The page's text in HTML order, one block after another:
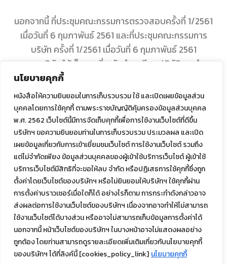
นโยบายคุกกี้
หนังสือให้ความยินยอมในการเก็บรวบรวม ใช้ และเปิดเผยข้อมูลส่วน
บุคคลโดยการใช้คุกกี้ ตามพระราชบัญญัติคุ้มครองข้อมูลส่วนบุคคล
พ.ศ. 2562 เว็บไซต์นี้มีการจัดเก็บคุกกี้เพื่อการใช้งานเว็บไซต์ที่ดีขึ้น
บริษัทฯ ขอความยินยอมท่านในการเก็บรวบรวม ประมวลผล และเปิด
เผยข้อมูลเกี่ยวกับการเข้าเยี่ยมชมเว็บไซต์ การใช้งานเว็บไซต์ รวมถึง
แต่ไม่จำกัดเพียง ข้อมูลส่วนบุคคลของผู้เข้าใช้บริการเว็บไซต์ ผู้เข้าใช้
บริการเว็บไซต์มีสิทธิที่จะขอให้ลบ จำกัด หรือปฏิเสธการใช้คุกกี้ซึ่งถูก
ตั้งค่าโดยเว็บไซต์ของบริษัทฯ หรือไม่ยินยอมให้บริษัทฯ ใช้คุกกี้ผ่าน
การตั้งค่าบราวเซอร์เมื่อใดก็ได้ อย่างไรก็ตาม การกระทำดังกล่าวอาจ
ส่งผลต่อการใช้งานเว็บไซต์ของบริษัทฯ เนื่องจากอาจทำให้ไม่สามารถ
ใช้งานเว็บไซต์ได้บางส่วน หรืออาจไม่สามารถเก็บข้อมูลการตั้งค่าได้
นอกจากนี้ หน้าเว็บไซต์ของบริษัทฯ ในบางหน้าอาจไม่แสดงผลอย่าง
ถูกต้อง โดยท่านสามารถดูรายละเอียดเพิ่มเติมเกี่ยวกับนโยบายคุกกี้
ของบริษัทฯ ได้ที่ลิงค์นี้ [cookies_policy_link] นโยบายคุกกี้
นอกจากนี้ ที่ประชุมคณะกรรมการตรวจสอบครั้งที่ 1/2561
เมื่อวันที่ 6 กุมภาพันธ์ 2561 และที่ประชุมคณะกรรมการ
บริษัท ครั้งที่ 1/2561 เมื่อวันที่ 6 กุมภาพันธ์ 2561
ของบริษัท ได้เห็นควรที่จะจัดทำระเบียบปฏิบัติการทำ
รายการระหว่างกัน (Connected Transaction
Procedure)
ขึ้นอีกฉบับหนึ่ง เพื่อให้แนวทางการปฏิบัติการเข้าทำรายการ
ระหว่างกัน
ของบริษัทเป็นไปอย่างชัดเจน โปร่งใส
และไม่ก่อให้เกิดความขัดแย้งทางผลประโยชน์
โดยนโยบายการทำรายการระหว่างกัน
มีรายละเอียดดังนี้
นโยบายและหลักการในการทำ
รายการระหว่างกัน